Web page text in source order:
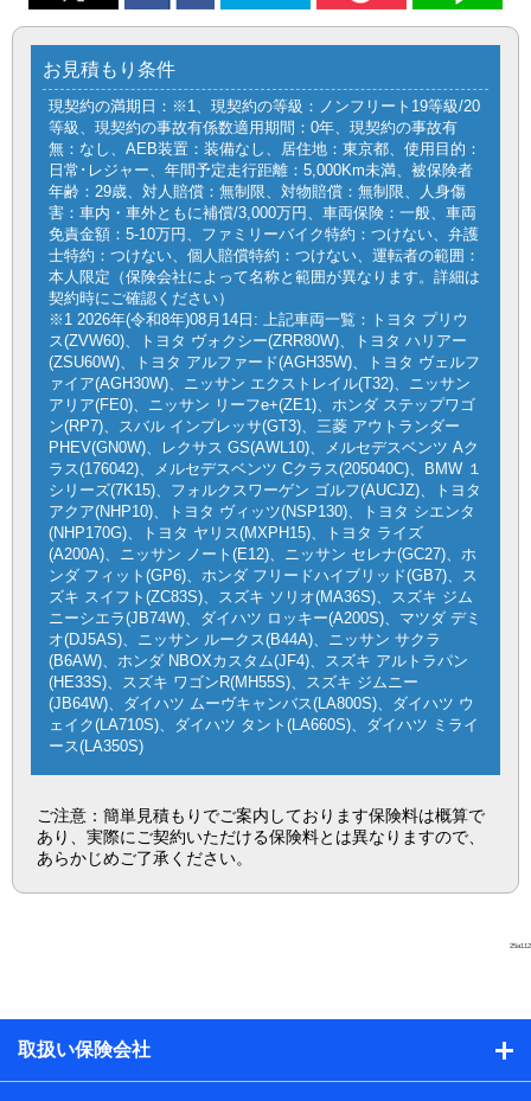
お見積もり条件
現契約の満期日：※1、現契約の等級：ノンフリート19等級/20
等級、現契約の事故有係数適用期間：0年、現契約の事故有
無：なし、AEB装置：装備なし、居住地：東京都、使用目的：
日常･レジャー、年間予定走行距離：5,000Km未満、被保険者
年齢：29歳、対人賠償：無制限、対物賠償：無制限、人身傷
害：車内・車外ともに補償/3,000万円、車両保険：一般、車両
免責金額：5-10万円、ファミリーバイク特約：つけない、弁護
士特約：つけない、個人賠償特約：つけない、運転者の範囲：
本人限定（保険会社によって名称と範囲が異なります。詳細は
契約時にご確認ください）
※1 2026年(令和8年)08月14日: 上記車両一覧：トヨタ プリウ
ス(ZVW60)、トヨタ ヴォクシー(ZRR80W)、トヨタ ハリアー
(ZSU60W)、トヨタ アルファード(AGH35W)、トヨタ ヴェルフ
ァイア(AGH30W)、ニッサン エクストレイル(T32)、ニッサン
アリア(FE0)、ニッサン リーフe+(ZE1)、ホンダ ステップワゴ
ン(RP7)、スバル インプレッサ(GT3)、三菱 アウトランダー
PHEV(GN0W)、レクサス GS(AWL10)、メルセデスベンツ Aク
ラス(176042)、メルセデスベンツ Cクラス(205040C)、BMW １
シリーズ(7K15)、フォルクスワーゲン ゴルフ(AUCJZ)、トヨタ
アクア(NHP10)、トヨタ ヴィッツ(NSP130)、トヨタ シエンタ
(NHP170G)、トヨタ ヤリス(MXPH15)、トヨタ ライズ
(A200A)、ニッサン ノート(E12)、ニッサン セレナ(GC27)、ホ
ンダ フィット(GP6)、ホンダ フリードハイブリッド(GB7)、ス
ズキ スイフト(ZC83S)、スズキ ソリオ(MA36S)、スズキ ジム
ニーシエラ(JB74W)、ダイハツ ロッキー(A200S)、マツダ デミ
オ(DJ5AS)、ニッサン ルークス(B44A)、ニッサン サクラ
(B6AW)、ホンダ NBOXカスタム(JF4)、スズキ アルトラパン
(HE33S)、スズキ ワゴンR(MH55S)、スズキ ジムニー
(JB64W)、ダイハツ ムーヴキャンバス(LA800S)、ダイハツ ウ
ェイク(LA710S)、ダイハツ タント(LA660S)、ダイハツ ミライ
ース(LA350S)
ご注意：簡単見積もりでご案内しております保険料は概算で
あり、実際にご契約いただける保険料とは異なりますので、
あらかじめご了承ください。
25a112
取扱い保険会社